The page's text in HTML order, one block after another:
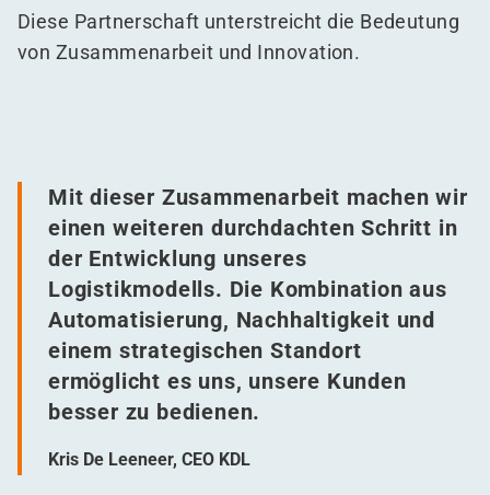
Diese Partnerschaft unterstreicht die Bedeutung
von Zusammenarbeit und Innovation.
Mit dieser Zusammenarbeit machen wir
einen weiteren durchdachten Schritt in
der Entwicklung unseres
Logistikmodells. Die Kombination aus
Automatisierung, Nachhaltigkeit und
einem strategischen Standort
ermöglicht es uns, unsere Kunden
besser zu bedienen.
Kris De Leeneer, CEO KDL